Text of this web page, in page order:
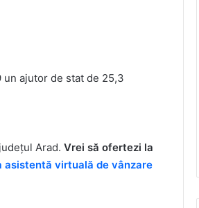
ajutor de stat de 25,3
Arad. Vrei să ofertezi la
asistentă virtuală de vânzare